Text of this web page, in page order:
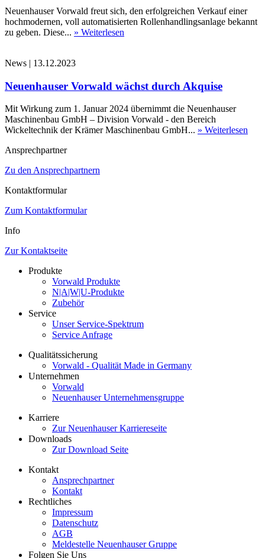
Neuenhauser Vorwald freut sich, den erfolgreichen Verkauf einer
hochmodernen, voll automatisierten Rollenhandlingsanlage bekannt
zu geben. Diese... » Weiterlesen
News | 13.12.2023
Neuenhauser Vorwald wächst durch Akquise
Mit Wirkung zum 1. Januar 2024 übernimmt die Neuenhauser
Maschinenbau GmbH – Division Vorwald - den Bereich
Wickeltechnik der Krämer Maschinenbau GmbH... » Weiterlesen
Ansprechpartner
Zu den Ansprechpartnern
Kontaktformular
Zum Kontaktformular
Info
Zur Kontaktseite
Produkte
Vorwald Produkte
N|A|W|U-Produkte
Zubehör
Service
Unser Service-Spektrum
Service Anfrage
Qualitätssicherung
Vorwald - Qualität Made in Germany
Unternehmen
Vorwald
Neuenhauser Unternehmensgruppe
Karriere
Zur Neuenhauser Karriereseite
Downloads
Zur Download Seite
Kontakt
Ansprechpartner
Kontakt
Rechtliches
Impressum
Datenschutz
AGB
Meldestelle Neuenhauser Gruppe
Folgen Sie Uns